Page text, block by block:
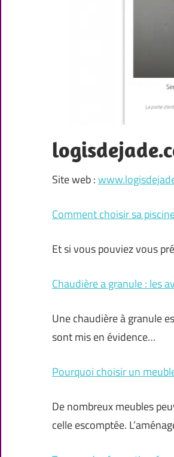
Site web :
Comment choisir sa
Et si vous pouviez vous
Chaudière a granule : les
Une chaudière à granule
sont mis en évidence…
Pourquoi choisir un
De nombreux meubles
celle escomptée.